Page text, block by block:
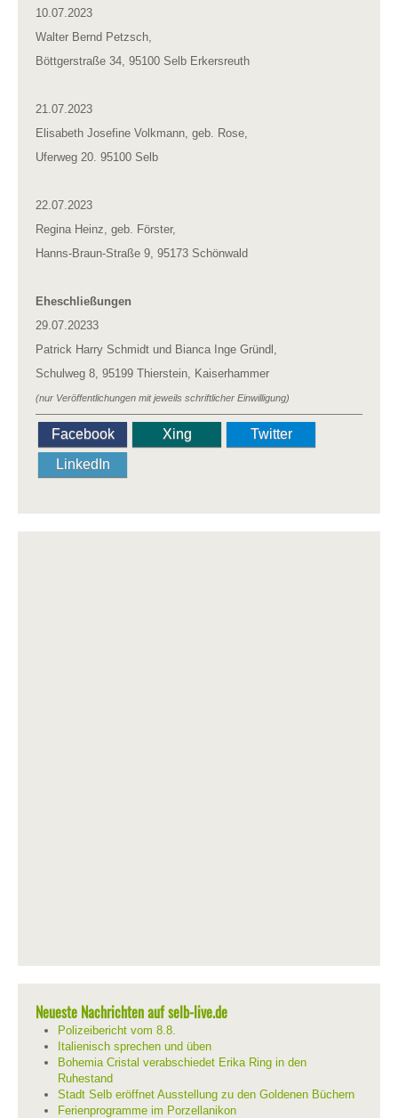
10.07.2023
Walter Bernd Petzsch,
Böttgerstraße 34, 95100 Selb Erkersreuth
21.07.2023
Elisabeth Josefine Volkmann, geb. Rose,
Uferweg 20. 95100 Selb
22.07.2023
Regina Heinz, geb. Förster,
Hanns-Braun-Straße 9, 95173 Schönwald
Eheschließungen
29.07.20233
Patrick Harry Schmidt und Bianca Inge Gründl,
Schulweg 8, 95199 Thierstein, Kaiserhammer
(nur Veröffentlichungen mit jeweils schriftlicher Einwilligung)
Facebook Xing
Twitter
LinkedIn
Neueste Nachrichten auf selb-live.de
Polizeibericht vom 8.8.
Italienisch sprechen und üben
Bohemia Cristal verabschiedet Erika Ring in den
Ruhestand
Stadt Selb eröffnet Ausstellung zu den Goldenen Büchern
Ferienprogramme im Porzellanikon